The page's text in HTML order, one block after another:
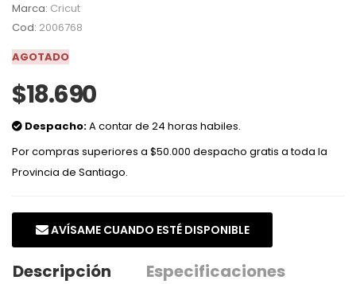
Marca: Cricut
Cod: 2006768
AGOTADO
$18.690
Despacho:A contar de 24 horas habiles.
Por compras superiores a $50.000 despacho gratis a toda la
Provincia de Santiago.
AVÍSAME CUANDO ESTÉ DISPONIBLE
Descripción Especificaciones